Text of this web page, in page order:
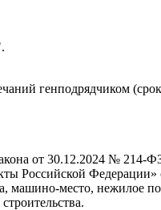
генподрядчиком
от 30.12.2024 № 214-
Российской Федерации»
машино-место, нежилое